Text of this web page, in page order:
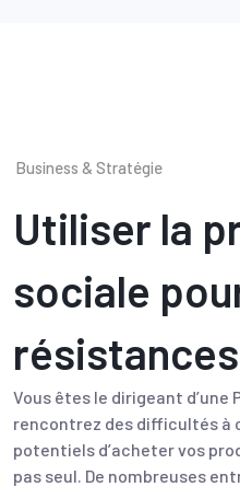
Business & Stratégie
Utiliser la
sociale
résistances
Vous êtes le dirigeant d’une
rencontrez des difficultés à
potentiels d’acheter vos
pas seul. De nombreuses